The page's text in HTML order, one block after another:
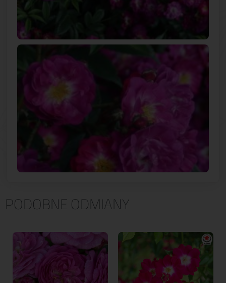
PODOBNE ODMIANY